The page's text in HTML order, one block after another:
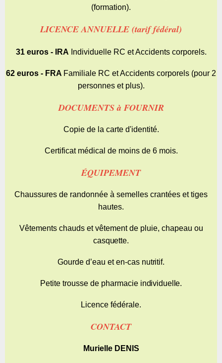
(formation).
LICENCE ANNUELLE (tarif fédéral)
31 euros - IRA Individuelle RC et Accidents corporels.
62 euros - FRA Familiale RC et Accidents corporels (pour 2
personnes et plus).
DOCUMENTS à FOURNIR
Copie de la carte d'identité.
Certificat médical de moins de 6 mois.
ÉQUIPEMENT
Chaussures de randonnée à semelles crantées et tiges
hautes.
Vêtements chauds et vêtement de pluie, chapeau ou
casquette.
Gourde d’eau et en-cas nutritif.
Petite trousse de pharmacie individuelle.
Licence fédérale.
CONTACT
Murielle DENIS